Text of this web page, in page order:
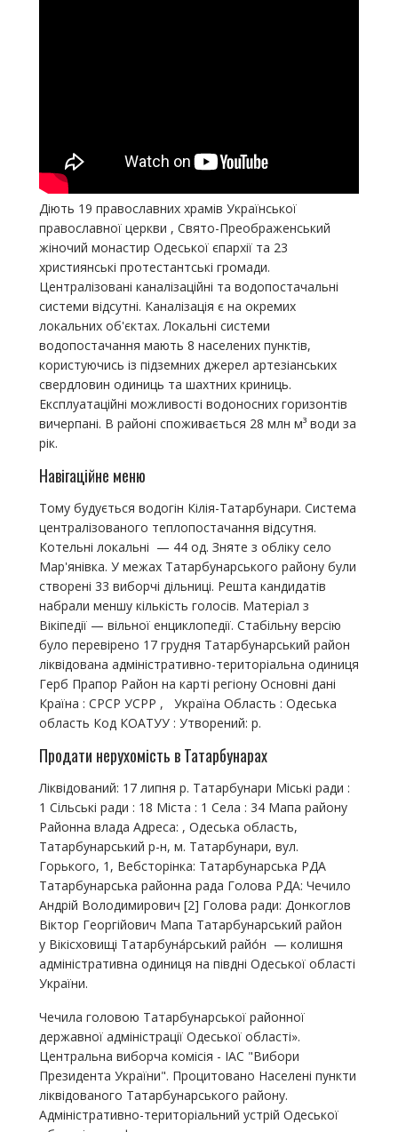
Діють 19 православних храмів Української
православної церкви , Свято-Преображенський
жіночий монастир Одеської єпархії та 23
християнські протестантські громади.
Централізовані каналізаційні та водопостачальні
системи відсутні. Каналізація є на окремих
локальних об'єктах. Локальні системи
водопостачання мають 8 населених пунктів,
користуючись із підземних джерел артезіанських
свердловин одиниць та шахтних криниць.
Експлуатаційні можливості водоносних горизонтів
вичерпані. В районі споживається 28 млн м³ води за
рік.
Навігаційне меню
Тому будується водогін Кілія-Татарбунари. Система
централізованого теплопостачання відсутня.
Котельні локальні — 44 од. Зняте з обліку село
Мар'янівка. У межах Татарбунарського району були
створені 33 виборчі дільниці. Решта кандидатів
набрали меншу кількість голосів. Матеріал з
Вікіпедії — вільної енциклопедії. Стабільну версію
було перевірено 17 грудня Татарбунарський район
ліквідована адміністративно-територіальна одиниця
Герб Прапор Район на карті регіону Основні дані
Країна : СРСР УСРР , Україна Область : Одеська
область Код КОАТУУ : Утворений: р.
Продати нерухомість в Татарбунарах
Ліквідований: 17 липня р. Татарбунари Міські ради :
1 Сільські ради : 18 Міста : 1 Села : 34 Мапа району
Районна влада Адреса: , Одеська область,
Татарбунарський р-н, м. Татарбунари, вул.
Горького, 1, Вебсторінка: Татарбунарська РДА
Татарбунарська районна рада Голова РДА: Чечило
Андрій Володимирович [2] Голова ради: Донкоглов
Віктор Георгійович Мапа Татарбунарський район
у Вікісховищі Татарбуна́рський райо́н — колишня
адміністративна одиниця на півдні Одеської області
України.
Чечила головою Татарбунарської районної
державної адміністрації Одеської області».
Центральна виборча комісія - ІАС "Вибори
Президента України". Процитовано Населені пункти
ліквідованого Татарбунарського району.
Адміністративно-територіальний устрій Одеської